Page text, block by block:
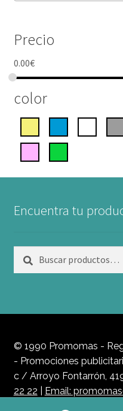
Precio
0.00€
color
Encuentra tu
Buscar
Buscar
© 1990 Promomas -
- Promociones
c / Arroyo Fontarrón,
22 22
Email: